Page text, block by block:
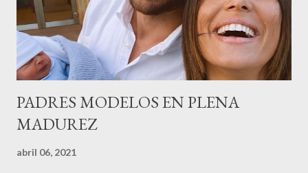
destacadas del sector,así como clientes, autoridades y medios
de comunicación, en una velada inolvidable bajo el lema “Cien
años peinando almas, creando belleza,i...
PADRES MODELOS EN PLENA
MADUREZ
abril 06, 2021